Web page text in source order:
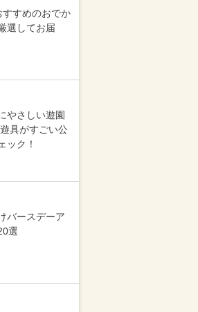
すすめのおでか
選してお届
やさしい遊園
具がすごい公
ック！
バースデーア
選